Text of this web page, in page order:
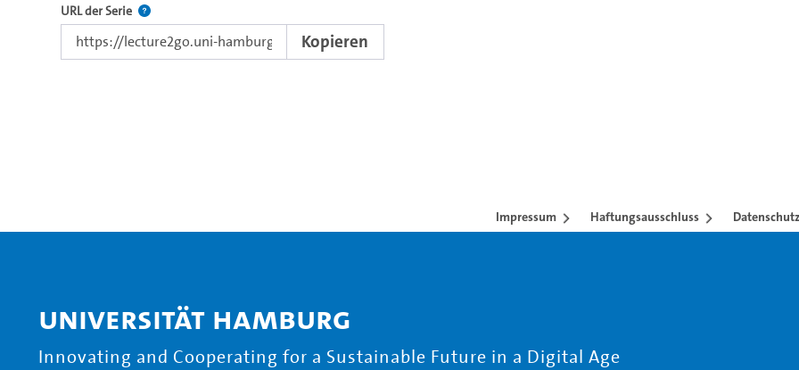
URL der Serie Der Link zur Serie.
Kopieren
Impressum Haftungsausschluss
Universität Hamburg
Innovating and Cooperating for a Sustainable Future in a Digital Age